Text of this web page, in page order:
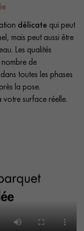
délicate qui peut
mais peut aussi être
Les qualités
de
toutes les phases
la pose.
votre surface réelle.